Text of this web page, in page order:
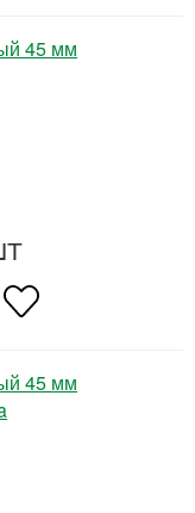
45 мм
45 мм